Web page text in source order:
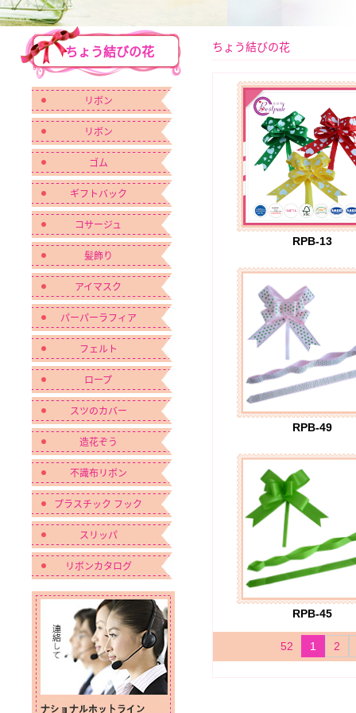
ちょう結びの花
リボン
リボン
ゴム
ギフトバック
コサージュ
髪飾り
アイマスク
パーパーラフィア
フェルト
ロープ
スツのカバー
造花ぞう
不識布リボン
プラスチック フック
スリッパ
リボンカタログ
ちょう結びの花
RPB-13
RPB-49
RPB-45
52 1 2